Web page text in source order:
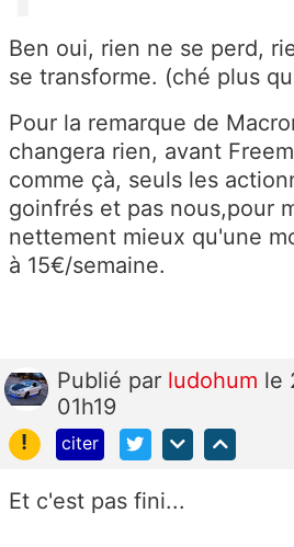
Ben oui, rien ne se perd,
se transforme. (ché plus
Pour la remarque de
changera rien, avant
comme çà, seuls les
goinfrés et pas nous,pour
nettement mieux qu'une
à 15€/semaine.
Publié par ludohum le
01h19
!
citer
Et c'est pas fini...